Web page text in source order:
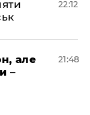
22:12
але
–
21:48